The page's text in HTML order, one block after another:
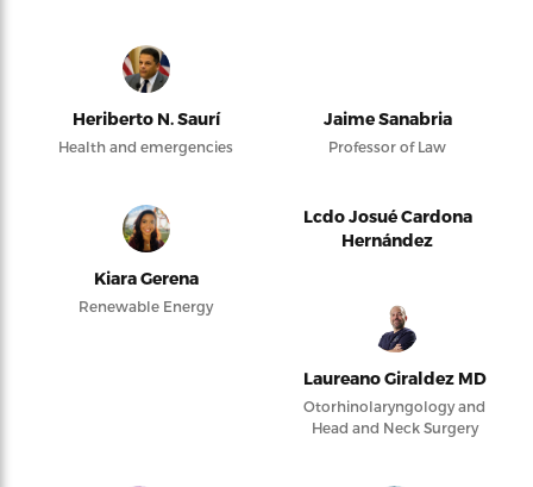
Heriberto N. Saurí
Health and emergencies
Jaime Sanabria
Professor of Law
Kiara Gerena
Renewable Energy
Lcdo Josué Cardona
Hernández
Laureano Giraldez MD
Otorhinolaryngology and
Head and Neck Surgery